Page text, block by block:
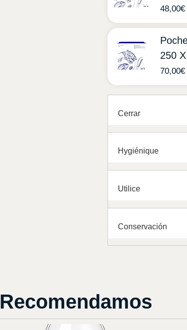
48,00€
250
70,00€
Cerrar
Hygiénique
Utilice
Conservación
Recomendamos